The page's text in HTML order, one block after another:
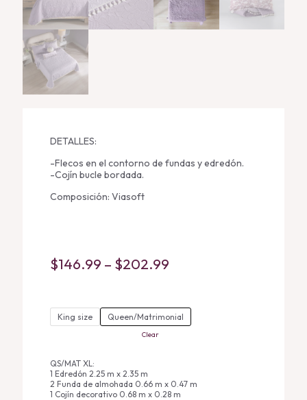
DETALLES:
-Flecos en el contorno de fundas y edredón.
-Cojín bucle bordada.
Composición: Viasoft
$146.99 – $202.99
through
King size Queen/Matrimonial
Clear
QS/MAT XL:
1 Edredón 2.25 m x 2.35 m
2 Funda de almohada 0.66 m x 0.47 m
1 Cojín decorativo 0.68 m x 0.28 m